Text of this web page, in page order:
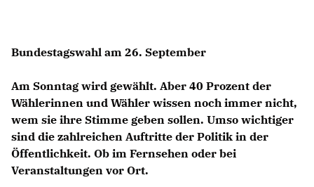
Bundestagswahl am 26. September
Am Sonntag wird gewählt. Aber 40 Prozent der
Wählerinnen und Wähler wissen noch immer nicht,
wem sie ihre Stimme geben sollen. Umso wichtiger
sind die zahlreichen Auftritte der Politik in der
Öffentlichkeit. Ob im Fernsehen oder bei
Veranstaltungen vor Ort.